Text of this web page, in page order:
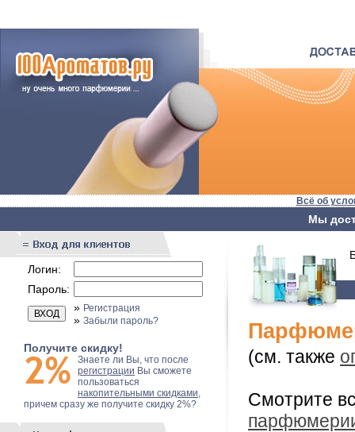
Всё об
Мы
Логин:
Пароль:
» Регистрация
» Забыли пароль?
Получите скидку!
Знаете ли Вы, что после
регистрации Вы сможете
пользоваться
накопительными скидками,
причем сразу же получите скидку 2%?
(см. также
Смотрите